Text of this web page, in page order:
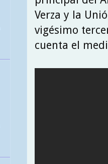
Verza y la
vigésimo
cuenta el